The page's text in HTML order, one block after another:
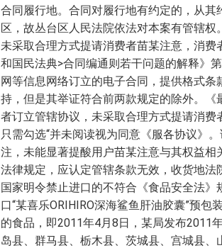
合同履行地。合同对履行地有约定的，从
区，故丛台区人民法院依法对本案有管辖
未采取合理方式提请消费者苗某注意，消
和国民法典>合同编通则若干问题的解释》
网等信息网络订立的电子合同，提供格式
持，但是其举证符合前两款规定的除外。
者订立管辖协议，未采取合理方式提请消
只需勾选“并未阅读视为同意《服各协议》
注，未能显著提酸用户苗某注意与其权益
法律规定，应认定管辖条款无效，收货地法
国家明令禁止进口的不符合《食品安全法
口“某喜乐ORIHIRO深海鲨鱼肝油胶囊”预
的食品，即2011年4月8日，某局发布2011
岛县、群马县、栃木县、茨城县、宫城县